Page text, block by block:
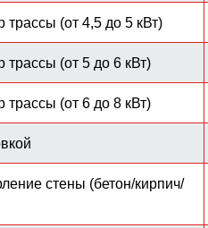
(от 4,5 до 5 кВт)
(от 5 до 6 кВт)
(от 6 до 8 кВт)
стены (бетон/кирпич/